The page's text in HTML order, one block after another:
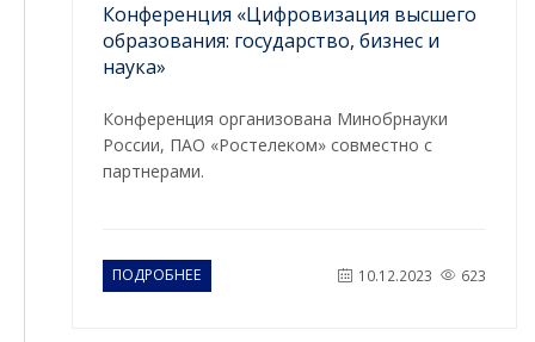
Конференция «Цифровизация высшего
образования: государство, бизнес и
наука»
Конференция организована Минобрнауки
России, ПАО «Ростелеком» совместно с
партнерами.
ПОДРОБНЕЕ 10.12.2023 623